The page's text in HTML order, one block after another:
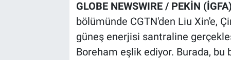
GLOBE NEWSWIRE / PEKİN
bölümünde CGTN'den Liu Xin'e,
güneş enerjisi santraline
Boreham eşlik ediyor. Burada, bu